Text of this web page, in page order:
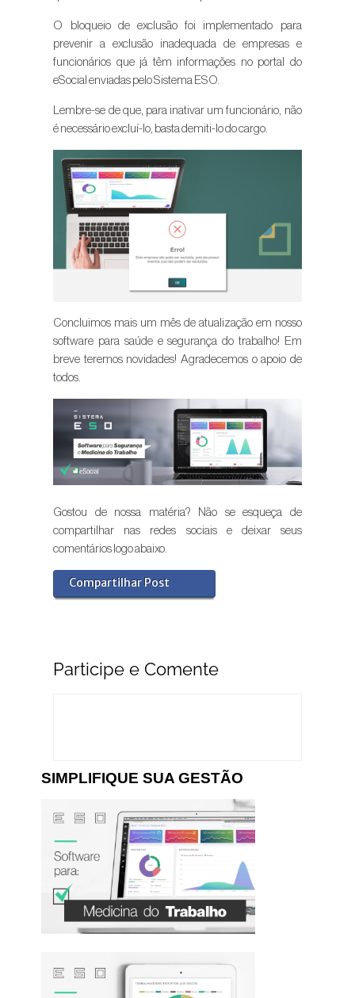
O bloqueio de exclusão foi implementado para
prevenir a exclusão inadequada de empresas e
funcionários que já têm informações no portal do
eSocial enviadas pelo Sistema ESO.
Lembre-se de que, para inativar um funcionário, não
é necessário excluí-lo, basta demiti-lo do cargo.
Concluimos mais um mês de atualização em nosso
software para saúde e segurança do trabalho! Em
breve teremos novidades! Agradecemos o apoio de
todos.
Gostou de nossa matéria? Não se esqueça de
compartilhar nas redes sociais e deixar seus
comentários logo abaixo.
Compartilhar Post
Participe e Comente
SIMPLIFIQUE SUA GESTÃO